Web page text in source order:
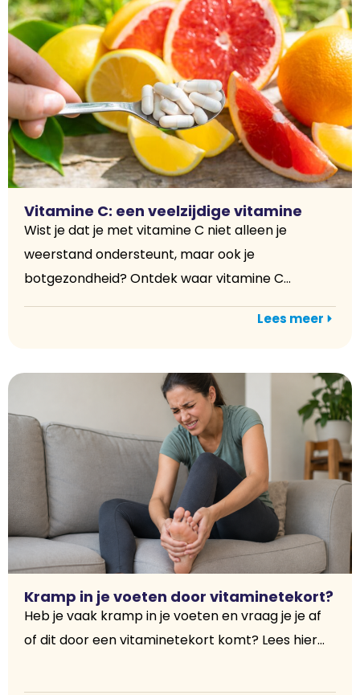
Vitamine C: een veelzijdige vitamine
Wist je dat je met vitamine C niet alleen je
weerstand ondersteunt, maar ook je
botgezondheid? Ontdek waar vitamine C...
Lees meer
Kramp in je voeten door vitaminetekort?
Heb je vaak kramp in je voeten en vraag je je af
of dit door een vitaminetekort komt? Lees hier...